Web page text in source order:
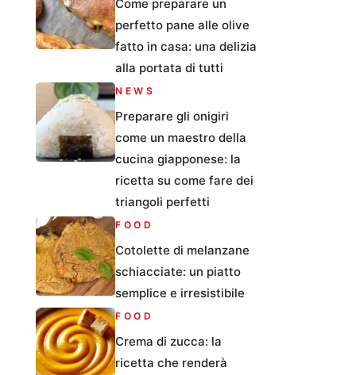
Come preparare un
perfetto pane alle olive
fatto in casa: una delizia
alla portata di tutti
NEWS
Preparare gli onigiri
come un maestro della
cucina giapponese: la
ricetta su come fare dei
triangoli perfetti
FOOD
Cotolette di melanzane
schiacciate: un piatto
semplice e irresistibile
FOOD
Crema di zucca: la
ricetta che renderà